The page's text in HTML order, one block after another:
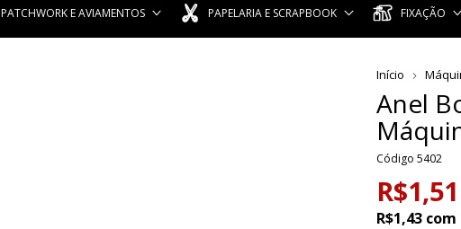
PATCHWORK E AVIAMENTOS PAPELARIA E SCRAPBOOK FIXAÇÃO
Início
Anel
Código 5402
R$1,51
R$1,43 com